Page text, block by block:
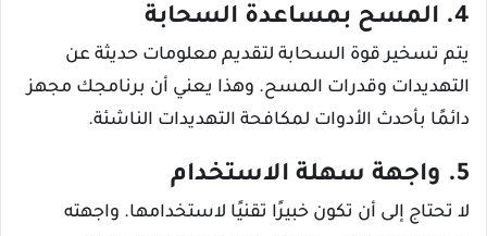
4. المسح بمساعدة السحابة
يتم تسخير قوة السحابة لتقديم معلومات حديثة عن
التهديدات وقدرات المسح. وهذا يعني أن برنامجك مجهز
دائمًا بأحدث الأدوات لمكافحة التهديدات الناشئة.
5. واجهة سهلة الاستخدام
لا تحتاج إلى أن تكون خبيرًا تقنيًا لاستخدامها. واجهته